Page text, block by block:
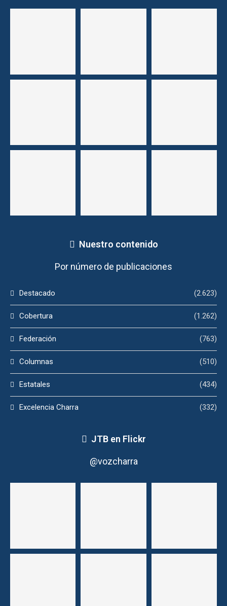
Nuestro contenido
Por número de publicaciones
Destacado (2.623)
Cobertura (1.262)
Federación (763)
Columnas (510)
Estatales (434)
Excelencia Charra (332)
JTB en Flickr
@vozcharra